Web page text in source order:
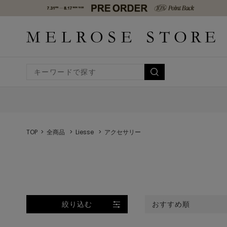
TOP 全商品 Liesse アクセサリー
絞り込む おすすめ順